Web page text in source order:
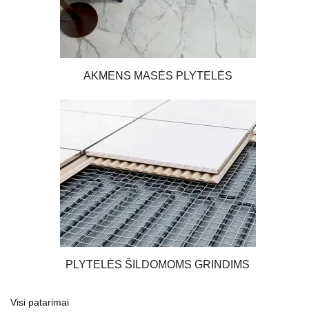
AKMENS MASĖS PLYTELĖS
PLYTELĖS ŠILDOMOMS GRINDIMS
Visi patarimai